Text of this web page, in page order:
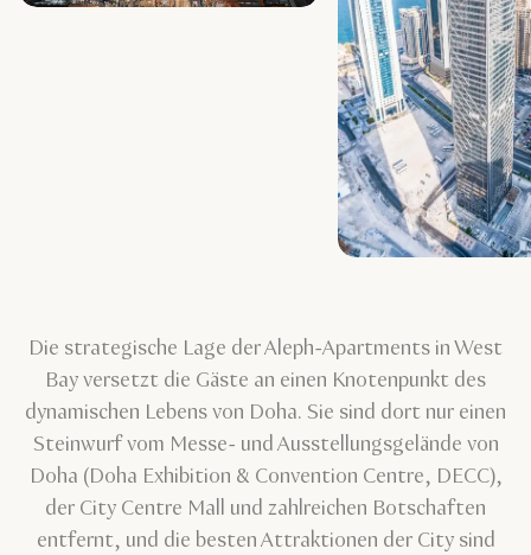
Die strategische Lage der Aleph-Apartments in West
Bay versetzt die Gäste an einen Knotenpunkt des
dynamischen Lebens von Doha. Sie sind dort nur einen
Steinwurf vom Messe- und Ausstellungsgelände von
Doha (Doha Exhibition & Convention Centre, DECC),
der City Centre Mall und zahlreichen Botschaften
entfernt, und die besten Attraktionen der City sind